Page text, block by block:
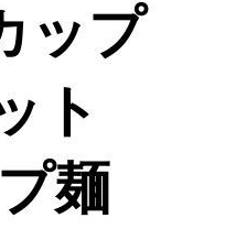
ップ
ト
麺